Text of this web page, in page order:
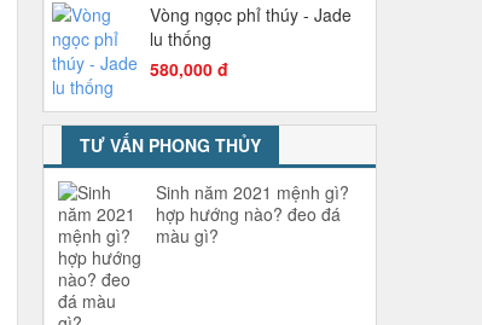
Vòng ngọc phỉ thúy - Jade
lu thống
580,000 đ
TƯ VẤN PHONG THỦY
Sinh năm 2021 mệnh gì?
hợp hướng nào? đeo đá
màu gì?